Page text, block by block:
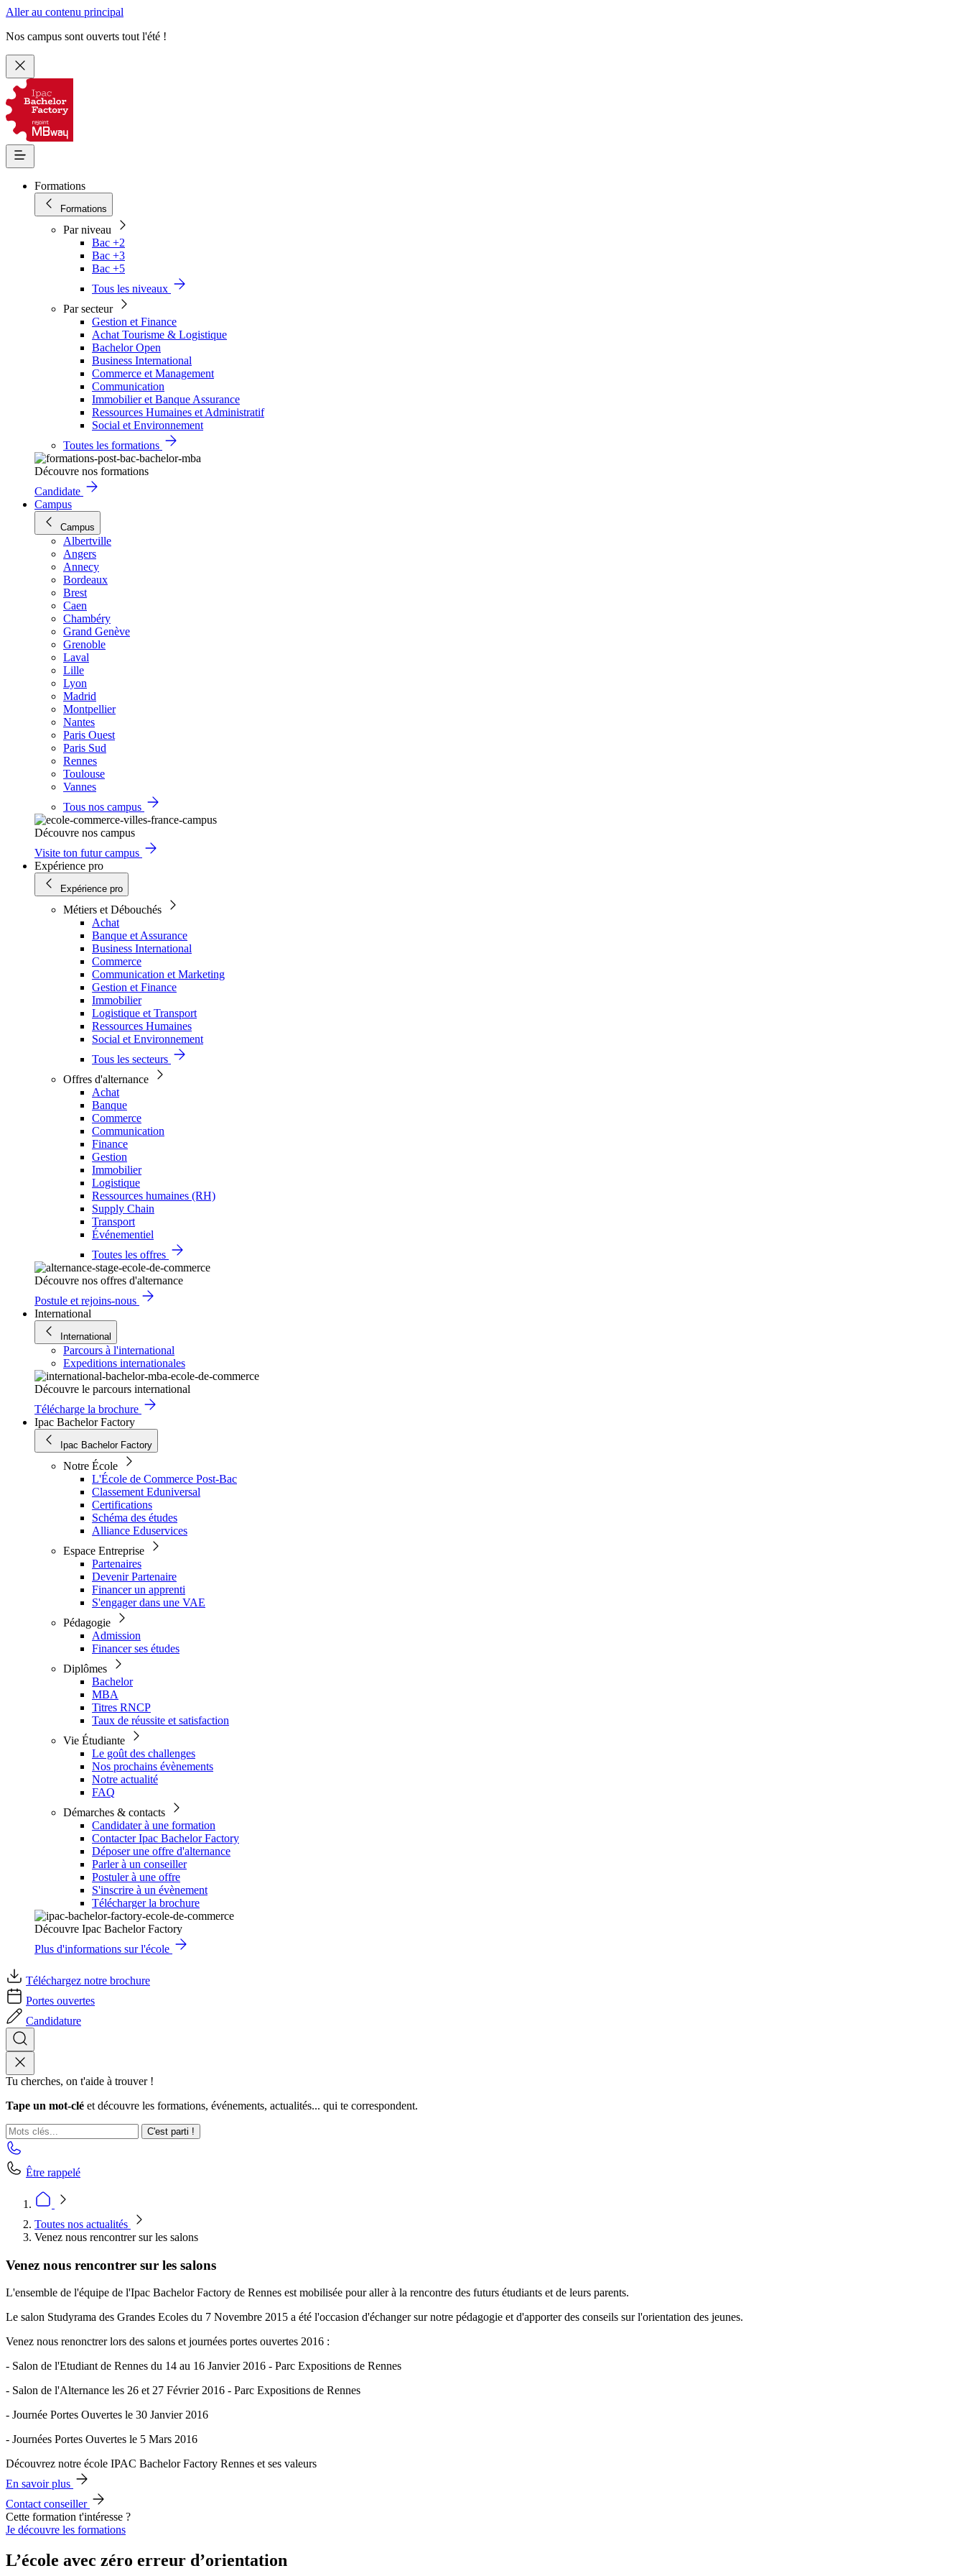
Aller au contenu principal
Nos campus sont ouverts tout l'été !
Formations
Formations
Par niveau
Bac +2
Bac +3
Bac +5
Tous les niveaux
Par secteur
Gestion et Finance
Achat Tourisme & Logistique
Bachelor Open
Business International
Commerce et Management
Communication
Immobilier et Banque Assurance
Ressources Humaines et Administratif
Social et Environnement
Toutes les formations
Découvre nos formations
Candidate
Campus
Campus
Albertville
Angers
Annecy
Bordeaux
Brest
Caen
Chambéry
Grand Genève
Grenoble
Laval
Lille
Lyon
Madrid
Montpellier
Nantes
Paris Ouest
Paris Sud
Rennes
Toulouse
Vannes
Tous nos campus
Découvre nos campus
Visite ton futur campus
Expérience pro
Expérience pro
Métiers et Débouchés
Achat
Banque et Assurance
Business International
Commerce
Communication et Marketing
Gestion et Finance
Immobilier
Logistique et Transport
Ressources Humaines
Social et Environnement
Tous les secteurs
Offres d'alternance
Achat
Banque
Commerce
Communication
Finance
Gestion
Immobilier
Logistique
Ressources humaines (RH)
Supply Chain
Transport
Événementiel
Toutes les offres
Découvre nos offres d'alternance
Postule et rejoins-nous
International
International
Parcours à l'international
Expeditions internationales
Découvre le parcours international
Télécharge la brochure
Ipac Bachelor Factory
Ipac Bachelor Factory
Notre École
L'École de Commerce Post-Bac
Classement Eduniversal
Certifications
Schéma des études
Alliance Eduservices
Espace Entreprise
Partenaires
Devenir Partenaire
Financer un apprenti
S'engager dans une VAE
Pédagogie
Admission
Financer ses études
Diplômes
Bachelor
MBA
Titres RNCP
Taux de réussite et satisfaction
Vie Étudiante
Le goût des challenges
Nos prochains évènements
Notre actualité
FAQ
Démarches & contacts
Candidater à une formation
Contacter Ipac Bachelor Factory
Déposer une offre d'alternance
Parler à un conseiller
Postuler à une offre
S'inscrire à un évènement
Télécharger la brochure
Découvre Ipac Bachelor Factory
Plus d'informations sur l'école
Téléchargez notre brochure
Portes ouvertes
Candidature
Tu cherches, on t'aide à trouver !
Tape un mot-clé et découvre les formations, événements, actualités... qui te correspondent.
C'est parti !
Être rappelé
Toutes nos actualités
Venez nous rencontrer sur les salons
Venez nous rencontrer sur les salons
L'ensemble de l'équipe de l'Ipac Bachelor Factory de Rennes est mobilisée pour aller à la rencontre des futurs étudiants et de leurs parents.
Le salon Studyrama des Grandes Ecoles du 7 Novembre 2015 a été l'occasion d'échanger sur notre pédagogie et d'apporter des conseils sur l'orientation des jeunes.
Venez nous renonctrer lors des salons et journées portes ouvertes 2016 :
- Salon de l'Etudiant de Rennes du 14 au 16 Janvier 2016 - Parc Expositions de Rennes
- Salon de l'Alternance les 26 et 27 Février 2016 - Parc Expositions de Rennes
- Journée Portes Ouvertes le 30 Janvier 2016
- Journées Portes Ouvertes le 5 Mars 2016
Découvrez notre école IPAC Bachelor Factory Rennes et ses valeurs
En savoir plus
Contact conseiller
Cette formation t'intéresse ?
Je découvre les formations
L’école avec zéro erreur d’orientation